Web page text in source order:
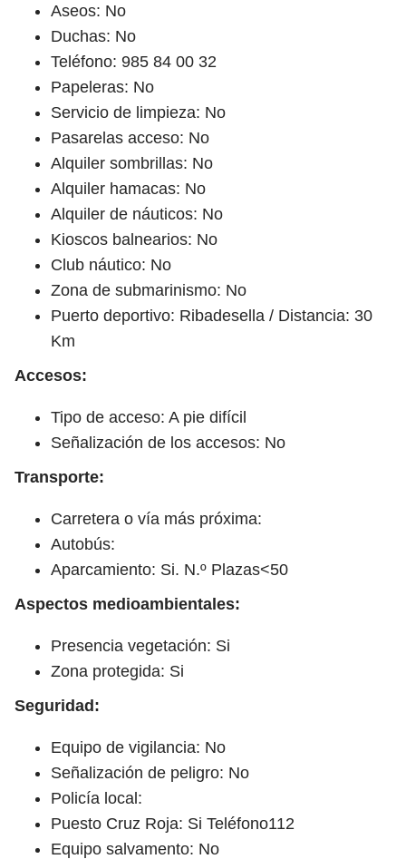
Aseos: No
Duchas: No
Teléfono: 985 84 00 32
Papeleras: No
Servicio de limpieza: No
Pasarelas acceso: No
Alquiler sombrillas: No
Alquiler hamacas: No
Alquiler de náuticos: No
Kioscos balnearios: No
Club náutico: No
Zona de submarinismo: No
Puerto deportivo: Ribadesella / Distancia: 30
Km
Accesos:
Tipo de acceso: A pie difícil
Señalización de los accesos: No
Transporte:
Carretera o vía más próxima:
Autobús:
Aparcamiento: Si. N.º Plazas<50
Aspectos medioambientales:
Presencia vegetación: Si
Zona protegida: Si
Seguridad:
Equipo de vigilancia: No
Señalización de peligro: No
Policía local:
Puesto Cruz Roja: Si Teléfono112
Equipo salvamento: No